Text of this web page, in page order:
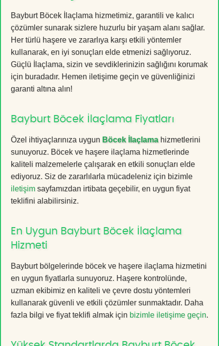
Bayburt Böcek İlaçlama hizmetimiz, garantili ve kalıcı
çözümler sunarak sizlere huzurlu bir yaşam alanı sağlar.
Her türlü haşere ve zararlıya karşı etkili yöntemler
kullanarak, en iyi sonuçları elde etmenizi sağlıyoruz.
Güçlü İlaçlama, sizin ve sevdiklerinizin sağlığını korumak
için buradadır. Hemen iletişime geçin ve güvenliğinizi
garanti altına alın!
Bayburt Böcek İlaçlama Fiyatları
Özel ihtiyaçlarınıza uygun Böcek İlaçlamahizmetlerini
sunuyoruz. Böcek ve haşere ilaçlama hizmetlerinde
kaliteli malzemelerle çalışarak en etkili sonuçları elde
ediyoruz. Siz de zararlılarla mücadeleniz için bizimle
iletişim sayfamızdan irtibata geçebilir, en uygun fiyat
teklifini alabilirsiniz.
En Uygun Bayburt Böcek İlaçlama
Hizmeti
Bayburt bölgelerinde böcek ve haşere ilaçlama hizmetini
en uygun fiyatlarla sunuyoruz. Haşere kontrolünde,
uzman ekibimiz en kaliteli ve çevre dostu yöntemleri
kullanarak güvenli ve etkili çözümler sunmaktadır. Daha
fazla bilgi ve fiyat teklifi almak için bizimle iletişime geçin.